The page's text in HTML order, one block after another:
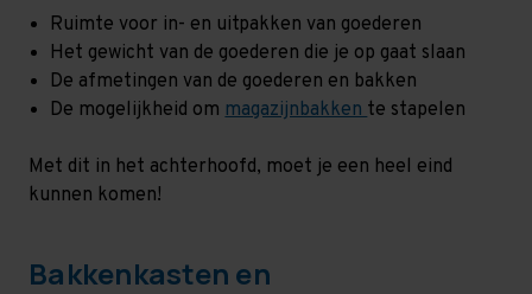
Ruimte voor in- en uitpakken van goederen
Het gewicht van de goederen die je op gaat slaan
De afmetingen van de goederen en bakken
De mogelijkheid om magazijnbakken te stapelen
Met dit in het achterhoofd, moet je een heel eind
kunnen komen!
Bakkenkasten en